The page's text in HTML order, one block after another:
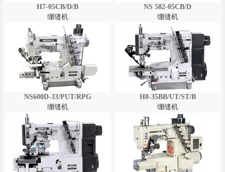
H7-05CB/D/B
绷缝机
NS 582-05CB/D
绷缝机
NS600D-33/PUT/RPG
绷缝机
H8-35BB/UT/ST/B
绷缝机